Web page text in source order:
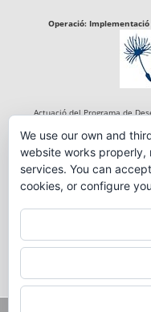
Operació:
Actuació del Programa de
We use our own and
website works properly,
services. You can
cookies, or configure